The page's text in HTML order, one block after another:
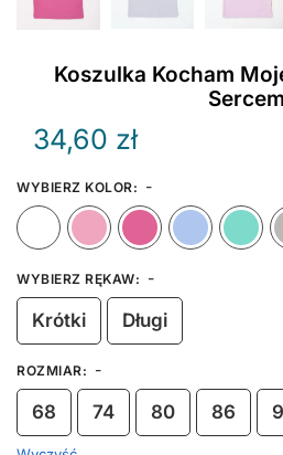
Koszulka Kocham
Sercem
34,60 zł
WYBIERZ KOLOR: -
Biały
Różowy
WYBIERZ RĘKAW: -
Krótki Długi
ROZMIAR: -
68 74 80 86